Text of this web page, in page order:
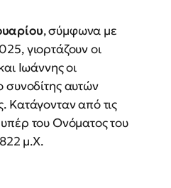
, σύμφωνα με
γιορτάζουν οι
Ιωάννης οι
συνοδίτης αυτών
Κατάγονταν από τις
του Ονόματος του
μ.Χ.